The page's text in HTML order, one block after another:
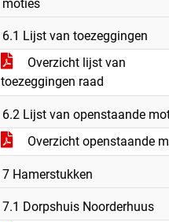
moties
6.1 Lijst van toezeggingen
Overzicht lijst van
toezeggingen raad
6.2 Lijst van openstaande
Overzicht openstaande
7 Hamerstukken
7.1 Dorpshuis Noorderhuus